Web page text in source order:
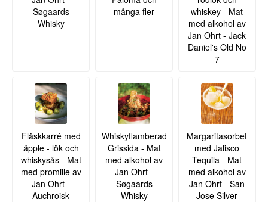
Kraftfull · Komplex · Fyllig · Intensiv · Exklusiv
Varje år väljs endast ett fåtal särskilt utvalda fat till
Specifikationer
Namn: Writers Tears Cask Strength 2023
Fat: Bourbon Cask
Antal flaskor: 6.050 st
ABV: 54,8 %
Storlek: 70 CL
Annat: Triple Distilled, Un-chillfiltered
EAN nr.: 5099811090978
Smakprofil
Kraftfull · Komplex · Fyllig · Intensiv · Exklusiv
Visste du att?
Søgaards
Whisky
många fler
whiskey - Mat
med alkohol av
Jan Ohrt - Jack
Daniel's Old No
7
Fläskkarré med
äpple - lök och
whiskysås - Mat
med promille av
Jan Ohrt -
Auchroisk
Whiskyflamberad
Grissida - Mat
med alkohol av
Jan Ohrt -
Søgaards
Whisky
Margaritasorbet
med Jalisco
Tequila - Mat
med alkohol av
Jan Ohrt - San
Jose Silver